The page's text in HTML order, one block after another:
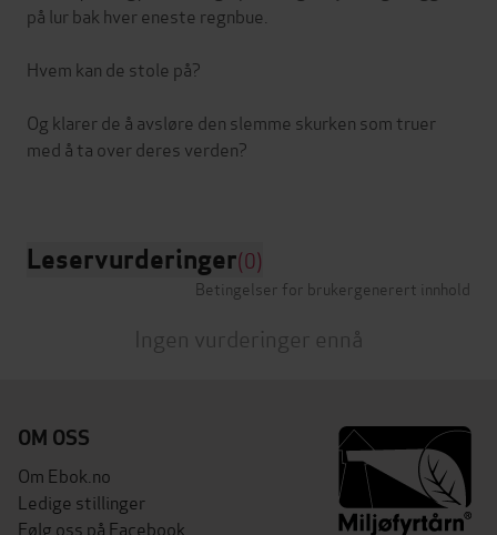
på lur bak hver eneste regnbue.
Hvem kan de stole på?
Og klarer de å avsløre den slemme skurken som truer
med å ta over deres verden?
Leservurderinger(0)
Betingelser for brukergenerert innhold
Ingen vurderinger ennå
OM OSS
Om Ebok.no
Ledige stillinger
Følg oss på Facebook